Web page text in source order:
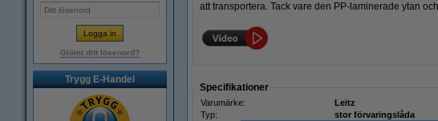
Glömt ditt lösenord?
Trygg E-Handel
att transportera. Tack vare den PP-laminerade ytan
Specifikationer
Varumärke: Leitz
Typ:
stor förvaringslåda